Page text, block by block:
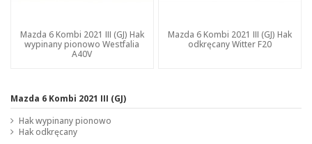
Mazda 6 Kombi 2021 III (GJ) Hak
wypinany pionowo Westfalia
A40V
Mazda 6 Kombi 2021 III (GJ) Hak
odkręcany Witter F20
Mazda 6 Kombi 2021 III (GJ)
Hak wypinany pionowo
Hak odkręcany